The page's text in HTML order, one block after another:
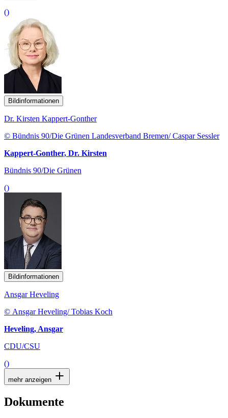
()
Bildinformationen
Dr. Kirsten Kappert-Gonther
© Bündnis 90/Die Grünen Landesverband Bremen/ Caspar Sessler
Kappert-Gonther, Dr. Kirsten
Bündnis 90/Die Grünen
()
Bildinformationen
Ansgar Heveling
© Ansgar Heveling/ Tobias Koch
Heveling, Ansgar
CDU/CSU
()
mehr anzeigen
Dokumente